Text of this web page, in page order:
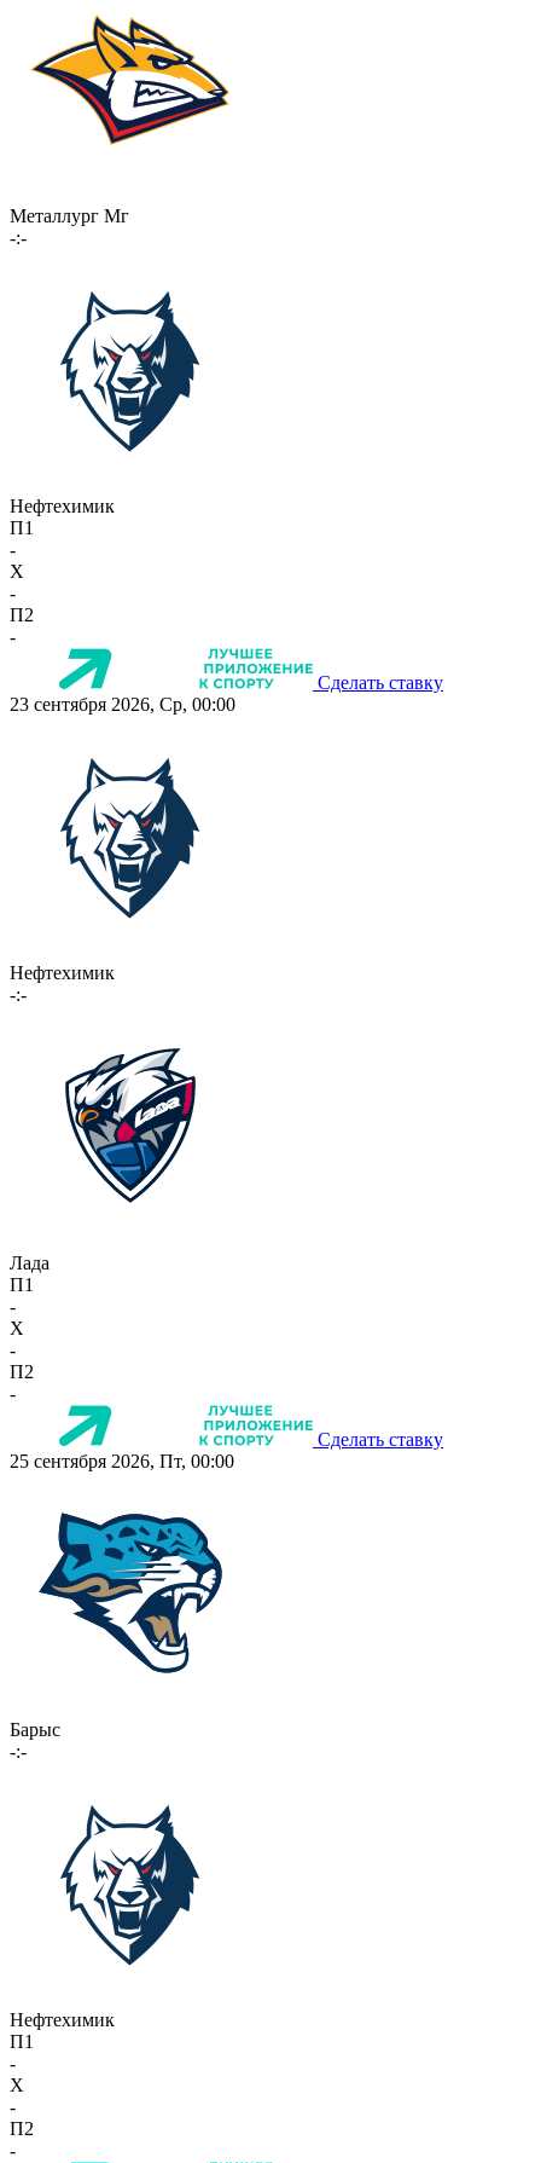
Металлург Мг
-:-
Нефтехимик
П1
-
X
-
П2
-
Сделать ставку
23 сентября 2026, Ср, 00:00
Нефтехимик
-:-
Лада
П1
-
X
-
П2
-
Сделать ставку
25 сентября 2026, Пт, 00:00
Барыс
-:-
Нефтехимик
П1
-
X
-
П2
-